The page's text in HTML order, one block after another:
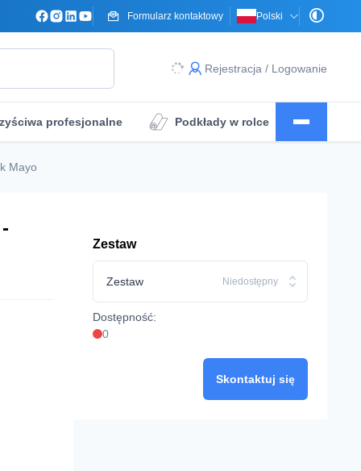
Formularz kontaktowy Polski
Rejestracja / Logowanie
profesjonalne Podkłady w rolce
Mayo
Zestaw
Zestaw Niedostępny
Dostępność:
0
Skontaktuj się